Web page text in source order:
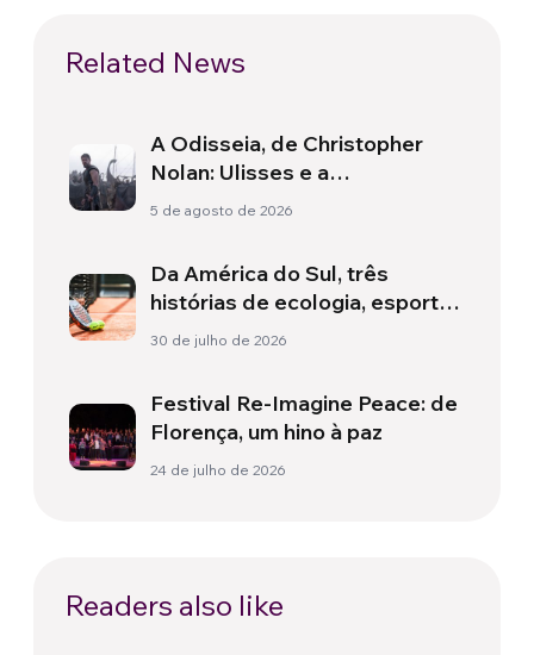
Related News
A Odisseia, de Christopher
Nolan: Ulisses e a
necessidade de um novo
5 de agosto de 2026
Da América do Sul, três
histórias de ecologia, esporte
e saúde
30 de julho de 2026
Festival Re-Imagine Peace: de
Florença, um hino à paz
24 de julho de 2026
Readers also like